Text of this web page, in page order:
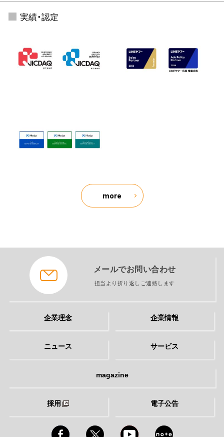
実績・認定
more
メールでお問い合わせ
担当より折り返しご連絡します
企業理念 企業情報
ニュース サービス
magazine
採用 電子公告